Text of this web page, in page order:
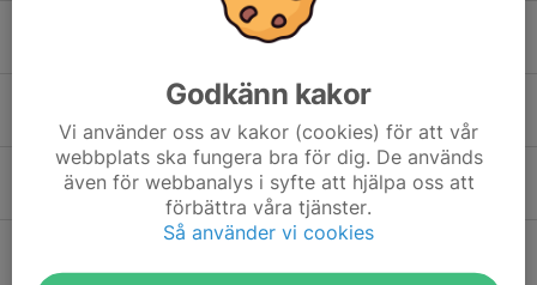
Ida Karlsson
Johan Hultén
Godkänn kakor
Vi använder oss av kakor (cookies) för att vår
webbplats ska fungera bra för dig. De används
även för webbanalys i syfte att hjälpa oss att
förbättra våra tjänster.
Så använder vi cookies